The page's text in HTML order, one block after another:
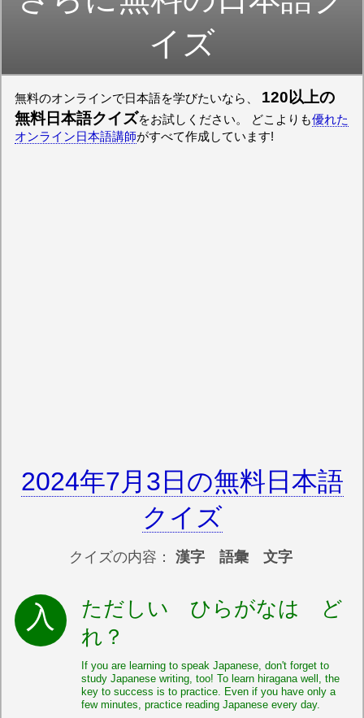
イズ
無料のオンラインで日本語を学びたいなら、 120以上の
無料日本語クイズ
をお試しください。 どこよりも優れた
オンライン日本語講師がすべて作成しています!
2024年7月3日の無料日本語
クイズ
クイズの内容： 漢字 語彙 文字
ただしい ひらがなは ど
れ？
If you are learning to speak Japanese, don't forget to
study Japanese writing, too! To learn hiragana well, the
key to success is to practice. Even if you have only a
few minutes, practice reading Japanese every day.